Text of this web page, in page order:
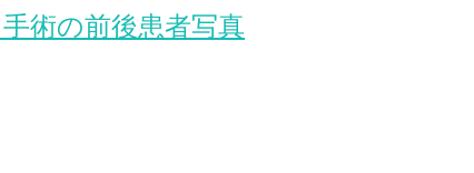
術の前後患者写真